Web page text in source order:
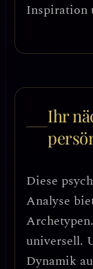
Inspiration
Ihr
Diese
Analyse
universell.
Dynamik